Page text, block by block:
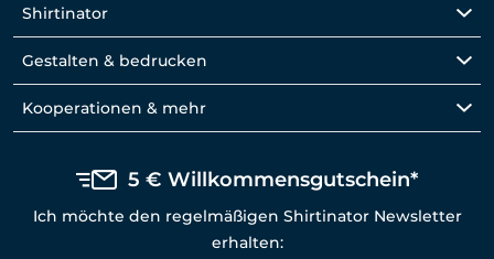
Shirtinator
Gestalten & bedrucken
Kooperationen & mehr
5 € Willkommensgutschein*
Ich möchte den regelmäßigen Shirtinator Newsletter
erhalten: